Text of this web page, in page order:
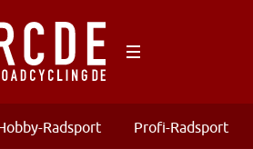
Radsport Profi-Radsport